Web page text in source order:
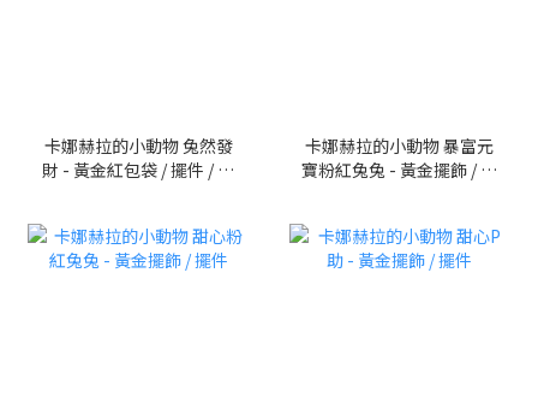
卡娜赫拉的小動物 兔然發
財 - 黃金紅包袋 / 擺件 / 手
卡娜赫拉的小動物 暴富元
寶粉紅兔兔 - 黃金擺飾 / 擺